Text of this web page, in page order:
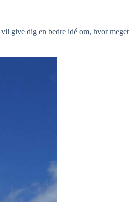
give dig en bedre idé om, hvor meget